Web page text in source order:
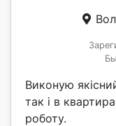
Виконую
так і в
роботу.